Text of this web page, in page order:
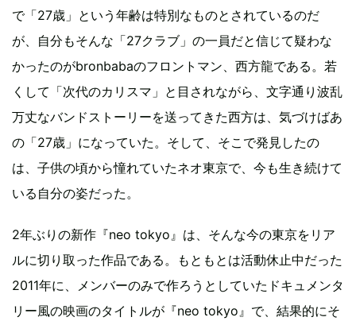
で「27歳」という年齢は特別なものとされているのだ
が、自分もそんな「27クラブ」の一員だと信じて疑わな
かったのがbronbabaのフロントマン、西方龍である。若
くして「次代のカリスマ」と目されながら、文字通り波乱
万丈なバンドストーリーを送ってきた西方は、気づけばあ
の「27歳」になっていた。そして、そこで発見したの
は、子供の頃から憧れていたネオ東京で、今も生き続けて
いる自分の姿だった。
2年ぶりの新作『neo tokyo』は、そんな今の東京をリア
ルに切り取った作品である。もともとは活動休止中だった
2011年に、メンバーのみで作ろうとしていたドキュメンタ
リー風の映画のタイトルが『neo tokyo』で、結果的にそ